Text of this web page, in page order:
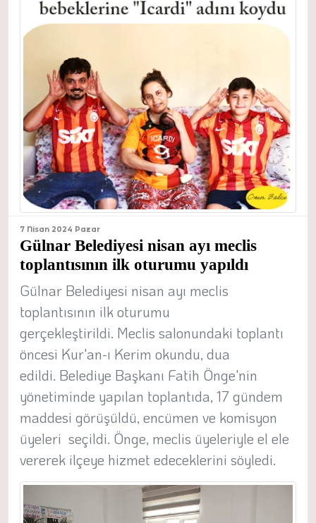
7 Nisan 2024 Pazar
Gülnar Belediyesi nisan ayı meclis
toplantısının ilk oturumu yapıldı
Gülnar Belediyesi nisan ayı meclis
toplantısının ilk oturumu
gerçekleştirildi. Meclis salonundaki toplantı
öncesi Kur'an-ı Kerim okundu, dua
edildi. Belediye Başkanı Fatih Önge'nin
yönetiminde yapılan toplantıda, 17 gündem
maddesi görüşüldü, encümen ve komisyon
üyeleri seçildi. Önge, meclis üyeleriyle el ele
vererek ilçeye hizmet edeceklerini söyledi.